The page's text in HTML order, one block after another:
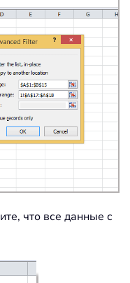
что все данные с